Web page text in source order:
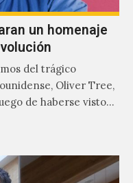
un homenaje
del trágico
Oliver Tree,
de haberse visto